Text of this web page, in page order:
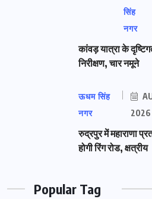
सिंह
नगर
कांवड़ यात्रा के
निरीक्षण, चार नमूने
ऊधम सिंह
नगर
2026
रुद्रपुर में महाराणा
होगी रिंग रोड, क्षत्रीय
Popular Tag